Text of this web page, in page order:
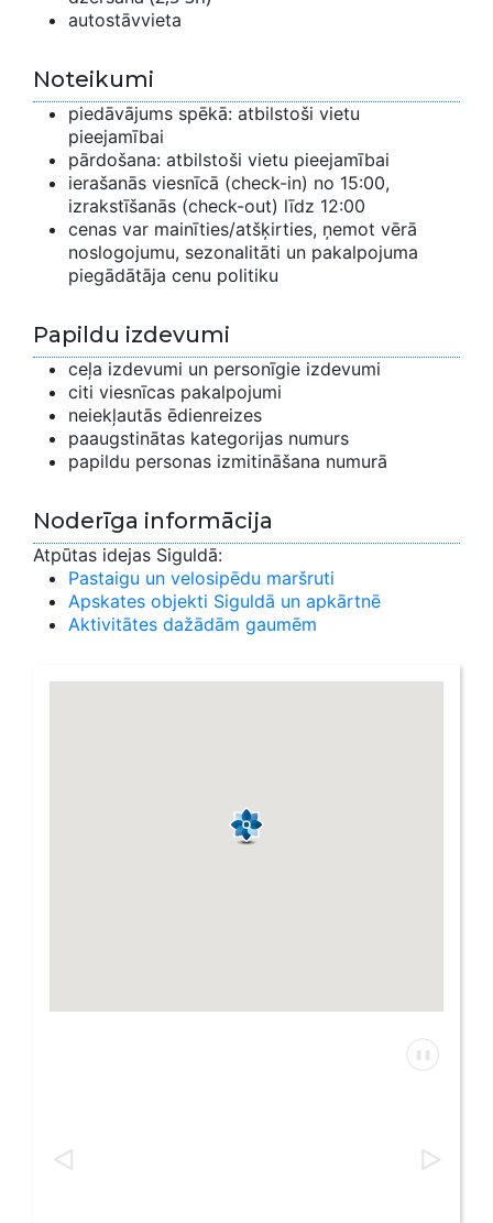
autostāvvieta
Noteikumi
piedāvājums spēkā: atbilstoši vietu
pieejamībai
pārdošana: atbilstoši vietu pieejamībai
ierašanās viesnīcā (check-in) no 15:00,
izrakstīšanās (check-out) līdz 12:00
cenas var mainīties/atšķirties, ņemot vērā
noslogojumu, sezonalitāti un pakalpojuma
piegādātāja cenu politiku
Papildu izdevumi
ceļa izdevumi un personīgie izdevumi
citi viesnīcas pakalpojumi
neiekļautās ēdienreizes
paaugstinātas kategorijas numurs
papildu personas izmitināšana numurā
Noderīga informācija
Atpūtas idejas Siguldā:
Pastaigu un velosipēdu maršruti
Apskates objekti Siguldā un apkārtnē
Aktivitātes dažādām gaumēm